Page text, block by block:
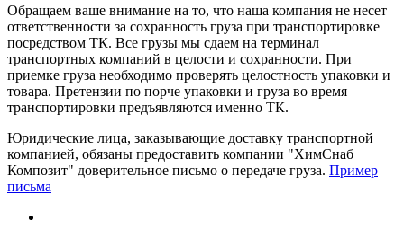
Обращаем ваше внимание на то, что наша компания не несет
ответственности за сохранность груза при транспортировке
посредством ТК. Все грузы мы сдаем на терминал
транспортных компаний в целости и сохранности. При
приемке груза необходимо проверять целостность упаковки и
товара. Претензии по порче упаковки и груза во время
транспортировки предъявляются именно ТК.
Юридические лица, заказывающие доставку транспортной
компанией, обязаны предоставить компании "ХимСнаб
Композит" доверительное письмо о передаче груза. Пример
письма